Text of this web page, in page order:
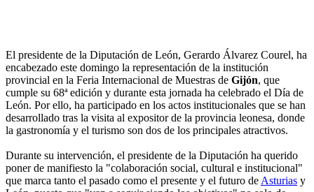
El presidente de la Diputación de León, Gerardo Álvarez Courel, ha
encabezado este domingo la representación de la institución
provincial en la Feria Internacional de Muestras de Gijón, que
cumple su 68ª edición y durante esta jornada ha celebrado el Día de
León. Por ello, ha participado en los actos institucionales que se han
desarrollado tras la visita al expositor de la provincia leonesa, donde
la gastronomía y el turismo son dos de los principales atractivos.
Durante su intervención, el presidente de la Diputación ha querido
poner de manifiesto la "colaboración social, cultural e institucional"
que marca tanto el pasado como el presente y el futuro de Asturias y